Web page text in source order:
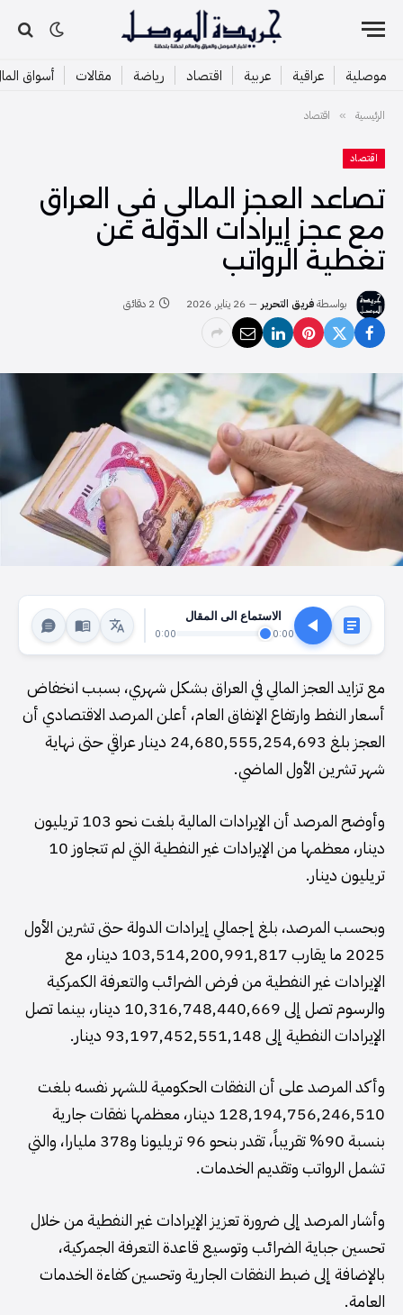
موصلية عراقية عربية اقتصاد رياضة مقالات أسواق
الرئيسية » اقتصاد
اقتصاد
تصاعد العجز المالي في العراق
مع عجز إيرادات الدولة عن
تغطية الرواتب
بواسطةفريق التحرير 26 يناير, 2026 2 دقائق
الاستماع الى المقال
0:00
0:00
مع تزايد العجز المالي في العراق بشكل شهري، بسبب انخفاض
أسعار النفط وارتفاع الإنفاق العام، أعلن المرصد الاقتصادي أن
العجز بلغ 24,680,555,254,693 دينار عراقي حتى نهاية
شهر تشرين الأول الماضي.
وأوضح المرصد أن الإيرادات المالية بلغت نحو 103 تريليون
دينار، معظمها من الإيرادات غير النفطية التي لم تتجاوز 10
تريليون دينار.
وبحسب المرصد، بلغ إجمالي إيرادات الدولة حتى تشرين الأول
2025 ما يقارب 103,514,200,991,817 دينار، مع
الإيرادات غير النفطية من فرض الضرائب والتعرفة الكمركية
والرسوم تصل إلى 10,316,748,440,669 دينار، بينما تصل
الإيرادات النفطية إلى 93,197,452,551,148 دينار.
وأكد المرصد على أن النفقات الحكومية للشهر نفسه بلغت
128,194,756,246,510 دينار، معظمها نفقات جارية
بنسبة 90% تقريباً، تقدر بنحو 96 تريليونا و378 مليارا، والتي
تشمل الرواتب وتقديم الخدمات.
وأشار المرصد إلى ضرورة تعزيز الإيرادات غير النفطية من خلال
تحسين جباية الضرائب وتوسيع قاعدة التعرفة الجمركية،
بالإضافة إلى ضبط النفقات الجارية وتحسين كفاءة الخدمات
العامة.